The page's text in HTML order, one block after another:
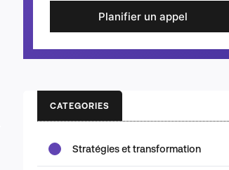
Planifier un appel
CATEGORIES
Stratégies et transformation